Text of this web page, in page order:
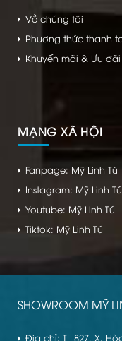
Về chúng tôi
Phương thức thanh
Khuyến mãi & Ưu đãi
MẠNG XÃ HỘI
Fanpage: Mỹ Linh Tú
Instagram: Mỹ Linh Tú
Youtube: Mỹ Linh Tú
Tiktok: Mỹ Linh Tú
SHOWROOM MỸ
Địa chỉ: TL 827, X.